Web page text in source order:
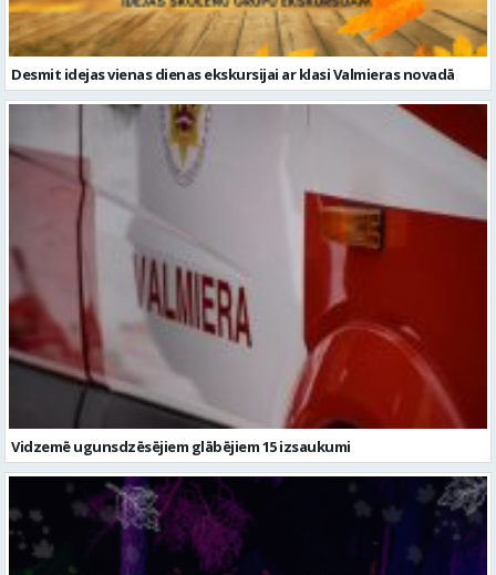
Desmit idejas vienas dienas ekskursijai ar klasi Valmieras novadā
Vidzemē ugunsdzēsējiem glābējiem 15 izsaukumi